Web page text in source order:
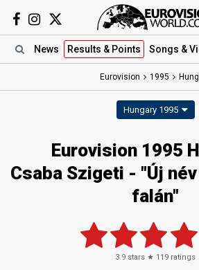
News Results & Points Songs &
Eurovision 1995
Hungary 1995
Eurovision 1995
Csaba Szigeti - "Új
falán"
3.9 stars ★ 119 ratings